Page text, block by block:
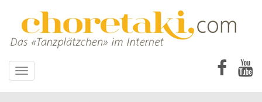
Toggle
navigation